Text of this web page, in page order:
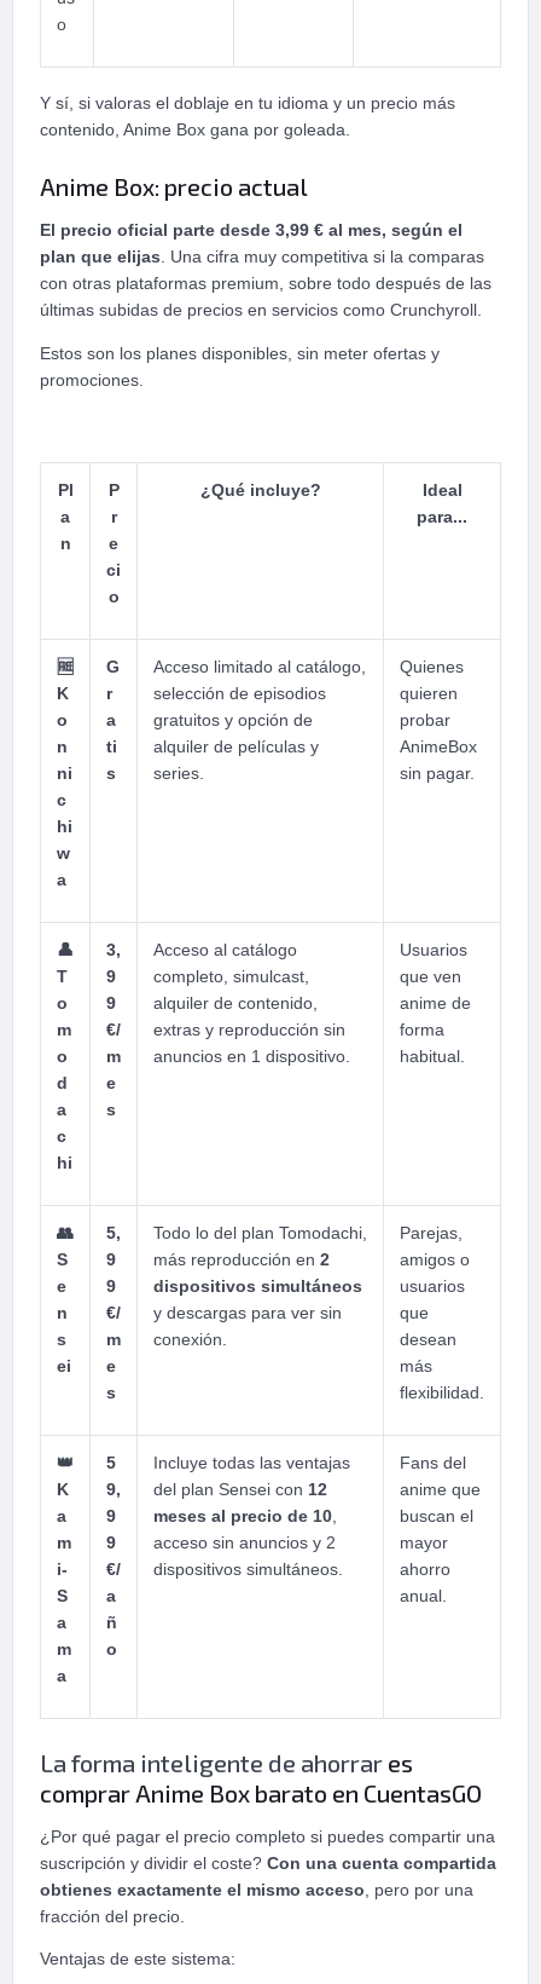
o
Y sí, si valoras el doblaje en tu idioma y un precio más
contenido, Anime Box gana por goleada.
Anime Box: precio actual
El precio oficial parte desde 3,99 € al mes, según el
plan que elijas. Una cifra muy competitiva si la comparas
con otras plataformas premium, sobre todo después de las
últimas subidas de precios en servicios como Crunchyroll.
Estos son los planes disponibles, sin meter ofertas y
promociones.
Pl
a
n
P
r
e
ci
o
¿Qué incluye?
Ideal
para...
🆓
K
o
n
ni
c
hi
w
a
G
r
a
ti
s
Acceso limitado al catálogo,
selección de episodios
gratuitos y opción de
alquiler de películas y
series.
Quienes
quieren
probar
AnimeBox
sin pagar.
👤
T
o
m
o
d
a
c
hi
3,
9
9
€/
m
e
s
Acceso al catálogo
completo, simulcast,
alquiler de contenido,
extras y reproducción sin
anuncios en 1 dispositivo.
Usuarios
que ven
anime de
forma
habitual.
👥
S
e
n
s
ei
5,
9
9
€/
m
e
s
Todo lo del plan Tomodachi,
más reproducción en 2
dispositivos simultáneos
y descargas para ver sin
conexión.
Parejas,
amigos o
usuarios
que
desean
más
flexibilidad.
👑
K
a
m
i-
S
a
m
a
5
9,
9
9
€/
a
ñ
o
Incluye todas las ventajas
del plan Sensei con 12
meses al precio de 10
acceso sin anuncios y 2
dispositivos simultáneos.
Fans del
anime que
buscan el
mayor
ahorro
anual.
La forma inteligente de ahorrar es
comprar Anime Box barato en CuentasGO
¿Por qué pagar el precio completo si puedes compartir una
suscripción y dividir el coste? Con una cuenta compartida
obtienes exactamente el mismo acceso , pero por una
fracción del precio.
Ventajas de este sistema: